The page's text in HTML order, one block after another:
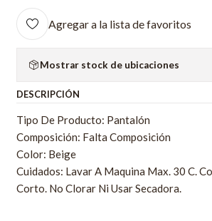
Agregar a la lista de favoritos
Mostrar stock de ubicaciones
DESCRIPCIÓN
Tipo De Producto: Pantalón
Composición: Falta Composición
Color: Beige
Cuidados: Lavar A Maquina Max. 30 C.
Corto. No Clorar Ni Usar Secadora.